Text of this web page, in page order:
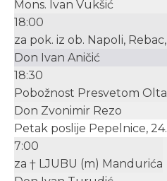
Mons. Ivan Vukšić
18:00
za pok. iz ob. Napoli,
Don Ivan Aničić
18:30
Pobožnost Presvetom
Don Zvonimir Rezo
Petak poslije Pepelnice,
7:00
za † LJUBU (m) Mandurića